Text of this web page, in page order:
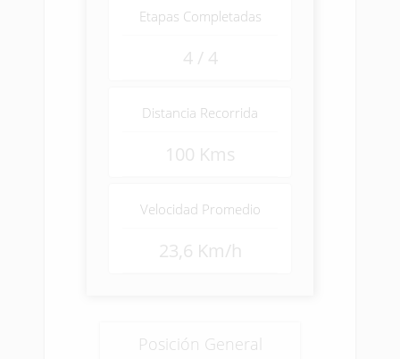
Etapas Completadas
4 / 4
Distancia Recorrida
100 Kms
Velocidad Promedio
23,6 Km/h
Posición General